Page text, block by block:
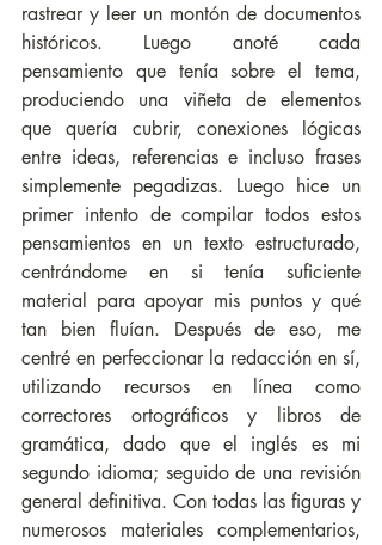
rastrear y leer un montón de documentos
históricos. Luego anoté cada
pensamiento que tenía sobre el tema,
produciendo una viñeta de elementos
que quería cubrir, conexiones lógicas
entre ideas, referencias e incluso frases
simplemente pegadizas. Luego hice un
primer intento de compilar todos estos
pensamientos en un texto estructurado,
centrándome en si tenía suficiente
material para apoyar mis puntos y qué
tan bien fluían. Después de eso, me
centré en perfeccionar la redacción en sí,
utilizando recursos en línea como
correctores ortográficos y libros de
gramática, dado que el inglés es mi
segundo idioma; seguido de una revisión
general definitiva. Con todas las figuras y
numerosos materiales complementarios,